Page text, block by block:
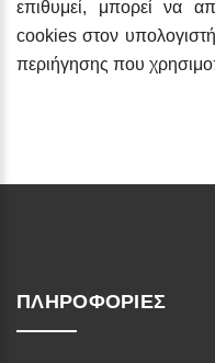
επιθυμεί, μπορεί να
cookies στον
περιήγησης που
ΠΛΗΡΟΦΟΡΊΕΣ